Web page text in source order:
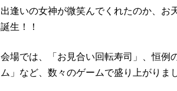
出逢いの女神が微笑んでくれたのか、お
誕生！！
会場では、「お見合い回転寿司」、恒例
ム」など、数々のゲームで盛り上がりま